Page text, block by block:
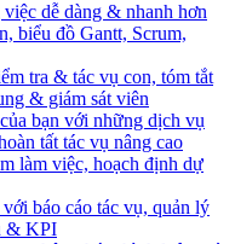
dễ dàng & nhanh hơn
biểu đồ Gantt, Scrum,
tra & tác vụ con, tóm tắt
& giám sát viên
bạn với những dịch vụ
tất tác vụ nâng cao
làm việc, hoạch định dự
báo cáo tác vụ, quản lý
& KPI